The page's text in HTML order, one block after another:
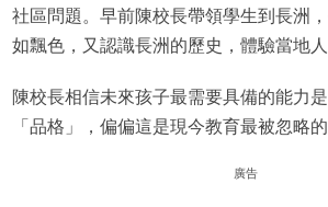
社區問題。早前陳校長帶領學生到長洲
如飄色，又認識長洲的歷史，體驗當地人
陳校長相信未來孩子最需要具備的能力
「品格」，偏偏這是現今教育最被忽略的
廣告